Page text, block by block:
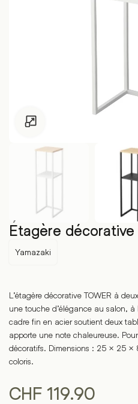
Pour les enfants de moins
Étagère décorative
Yamazaki
L’étagère décorative TOWER à
une touche d’élégance au salon,
cadre fin en acier soutient deux
apporte une note chaleureuse.
décoratifs. Dimensions : 25 × 25
coloris.
CHF 119.90